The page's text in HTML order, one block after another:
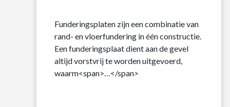
Funderingsplaten zijn een combinatie van
rand- en vloerfundering in één constructie.
Een funderingsplaat dient aan de gevel
altijd vorstvrij te worden uitgevoerd,
waarm<span>…</span>